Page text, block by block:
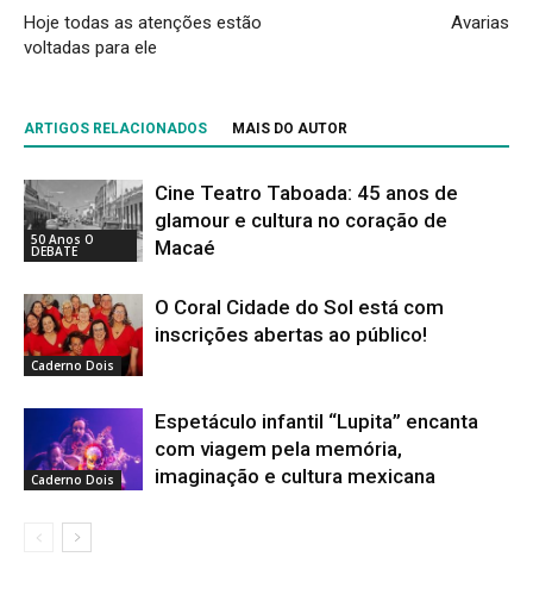
Hoje todas as atenções estão
voltadas para ele
Avarias
ARTIGOS RELACIONADOS MAIS DO AUTOR
50 Anos O
DEBATE
Cine Teatro Taboada: 45 anos de
glamour e cultura no coração de
Macaé
Caderno Dois
O Coral Cidade do Sol está com
inscrições abertas ao público!
Caderno Dois
Espetáculo infantil “Lupita” encanta
com viagem pela memória,
imaginação e cultura mexicana